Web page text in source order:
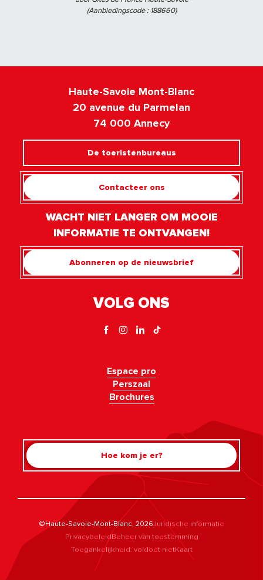
(Aanbiedingscode : 188660)
Haute-Savoie Mont-Blanc
20 avenue du Parmelan
74 000 Annecy
De toeristenbureaus
Contacteer ons
WACHT NIET LANGER OM MOOIE
INFORMATIE TE ONTVANGEN!
Abonneren op de nieuwsbrief
VOLG ONS
Espace pro
Perszaal
Brochures
Hoe kom je er?
©Haute-Savoie-Mont-Blanc, 2026Juridische informatie
PrivacybeleidBeheer van toestemming
Toegankelijkheid: voldoet nietKaart